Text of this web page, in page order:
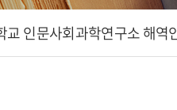
교 인문사회과학연구소 해역